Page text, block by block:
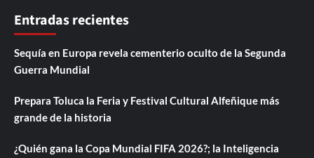
Entradas recientes
Sequía en Europa revela cementerio oculto de la Segunda
Guerra Mundial
Prepara Toluca la Feria y Festival Cultural Alfeñique más
grande de la historia
¿Quién gana la Copa Mundial FIFA 2026?; la Inteligencia